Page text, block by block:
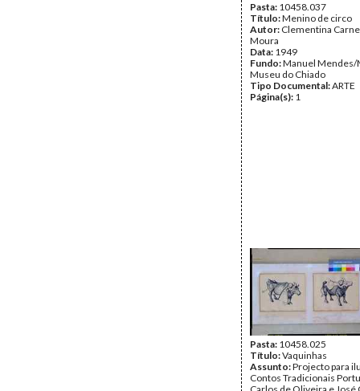
Pasta: 10458.037
Título:Menino de circo
Autor: Clementina
Moura
Data: 1949
Fundo:Manuel Mendes/
Museu do Chiado
Tipo Documental:ARTE
Página(s): 1
Pasta: 10458.025
Título:Vaquinhas
Assunto:Projecto para
Contos Tradicionais